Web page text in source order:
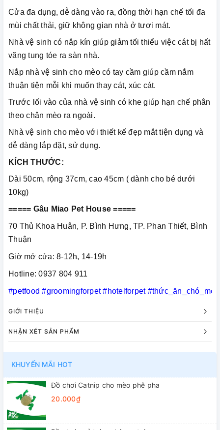
Cửa đa dụng, dễ dàng vào ra, đồng thời hạn chế tối đa
mùi chất thải, giữ không gian nhà ở tươi mát.
Nhà vệ sinh có nắp kín giúp giảm tối thiểu việc cát bị hất
văng tung tóe ra sàn nhà.
Nắp nhà vệ sinh cho mèo có tay cầm giúp cầm nắm
thuận tiện mỗi khi muốn thay cát, xúc cát.
Trước lối vào của nhà vệ sinh có khe giúp hạn chế phân
theo chân mèo ra ngoài.
Nhà vệ sinh cho mèo với thiết kế đẹp mắt tiện dụng và
dễ dàng lắp đặt, sử dụng.
KÍCH THƯỚC:
Dài 50cm, rộng 37cm, cao 45cm ( dành cho bé dưới
10kg)
===== Gâu Miao Pet House =====
70 Thủ Khoa Huân, P. Bình Hưng, TP. Phan Thiết, Bình
Thuận
Giờ mở cửa: 8-12h, 14-19h
Hotline: 0937 804 911
#petfood #groomingforpet #hotelforpet #thức_ăn_chó_mèo
GIỚI THIỆU
NHẬN XÉT SẢN PHẨM
KHUYẾN MÃI HOT
Đồ chơi Catnip cho mèo phê pha
20.000₫